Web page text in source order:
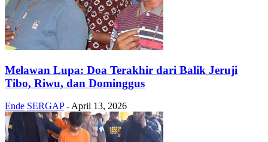
Melawan Lupa: Doa Terakhir dari Balik Jeruji
Tibo, Riwu, dan Dominggus
Ende SERGAP - April 13, 2026